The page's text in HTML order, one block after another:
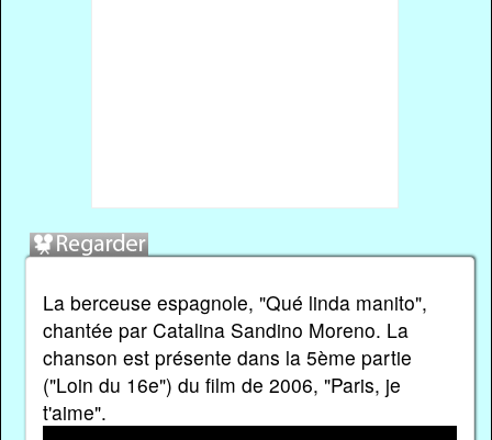
La berceuse espagnole, "Qué linda manito",
chantée par Catalina Sandino Moreno. La
chanson est présente dans la 5ème partie
("Loin du 16e") du film de 2006, "Paris, je
t'aime".